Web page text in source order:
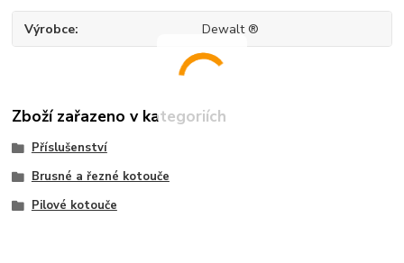
Výrobce Dewalt ®
Zboží zařazeno v kategoriích
Příslušenství
Brusné a řezné kotouče
Pilové kotouče